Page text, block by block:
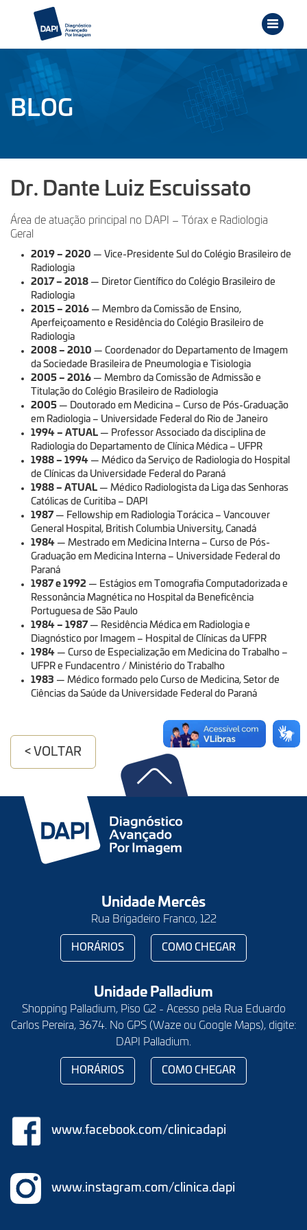
BLOG
Dr. Dante Luiz Escuissato
Área de atuação principal no DAPI – Tórax e Radiologia
Geral
2019 – 2020 — Vice-Presidente Sul do Colégio Brasileiro de
Radiologia
2017 – 2018 — Diretor Científico do Colégio Brasileiro de
Radiologia
2015 – 2016 — Membro da Comissão de Ensino,
Aperfeiçoamento e Residência do Colégio Brasileiro de
Radiologia
2008 – 2010 — Coordenador do Departamento de Imagem
da Sociedade Brasileira de Pneumologia e Tisiologia
2005 – 2016 — Membro da Comissão de Admissão e
Titulação do Colégio Brasileiro de Radiologia
2005 — Doutorado em Medicina – Curso de Pós-Graduação
em Radiologia – Universidade Federal do Rio de Janeiro
1994 – ATUAL — Professor Associado da disciplina de
Radiologia do Departamento de Clínica Médica – UFPR
1988 – 1994 — Médico da Serviço de Radiologia do Hospital
de Clínicas da Universidade Federal do Paraná
1988 – ATUAL — Médico Radiologista da Liga das Senhoras
Católicas de Curitiba – DAPI
1987 — Fellowship em Radiologia Torácica – Vancouver
General Hospital, British Columbia University, Canadá
1984 — Mestrado em Medicina Interna – Curso de Pós-
Graduação em Medicina Interna – Universidade Federal do
Paraná
1987 e 1992 — Estágios em Tomografia Computadorizada e
Ressonância Magnética no Hospital da Beneficência
Portuguesa de São Paulo
1984 – 1987 — Residência Médica em Radiologia e
Diagnóstico por Imagem – Hospital de Clínicas da UFPR
1984 — Curso de Especialização em Medicina do Trabalho –
UFPR e Fundacentro / Ministério do Trabalho
1983 — Médico formado pelo Curso de Medicina, Setor de
Ciências da Saúde da Universidade Federal do Paraná
< VOLTAR
Unidade Mercês
Rua Brigadeiro Franco, 122
HORÁRIOS COMO CHEGAR
Unidade Palladium
Shopping Palladium, Piso G2 - Acesso pela Rua Eduardo
Carlos Pereira, 3674. No GPS (Waze ou Google Maps), digite:
DAPI Palladium.
HORÁRIOS COMO CHEGAR
www.facebook.com/clinicadapi
www.instagram.com/clinica.dapi